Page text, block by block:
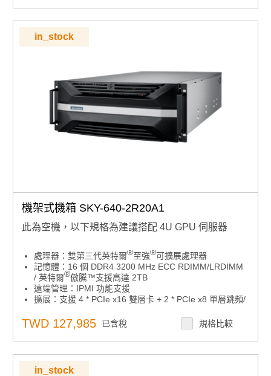
in_stock
機架式機箱 SKY-640-2R20A1
此為空機，以下規格為建議搭配 4U GPU 伺服器
處理器：雙第三代英特爾®至強®可擴展處理器
記憶體：16 個 DDR4 3200 MHz ECC RDIMM/LRDIMM
/ 英特爾®傲騰™支援高達 2TB
遠端管理：IPMI 功能支援
擴展：支援 4 * PCIe x16 雙層卡 + 2 * PCIe x8 單層跳頻/
PSU：2000W 1+1 冗餘電源，80 PLUS 白金級認證
3 x 12CM 系統風扇，易於維護
TWD 127,985 已含稅 規格比較
in_stock